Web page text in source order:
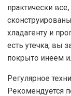
практически
хладагенту и
есть утечка, вы
покрыто инеем
Регулярное
Рекомендуется